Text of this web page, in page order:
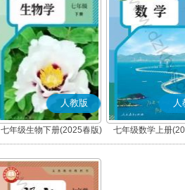
人教版
七年级生物下册(2025春版)
人
七年级数学上册